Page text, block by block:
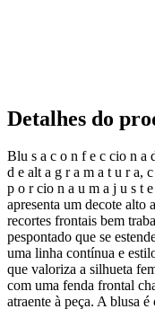
Detalhes do
Blu s a c o n f e c cio n a
d e alt a g r a m a t u r a,
p o r cio n a u m a j u s t
apresenta um decote alto
recortes frontais bem
pespontado que se
uma linha contínua e
que valoriza a silhueta
com uma fenda frontal
atraente à peça. A blusa